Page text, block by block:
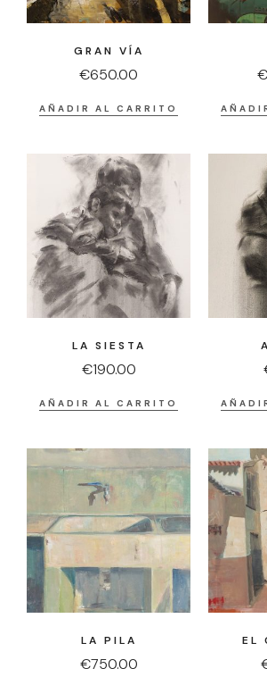
GRAN VÍA
€650.00
AÑADIR AL CARRITO
€
LA SIESTA
€190.00
AÑADIR AL CARRITO
LA PILA
€750.00
EL